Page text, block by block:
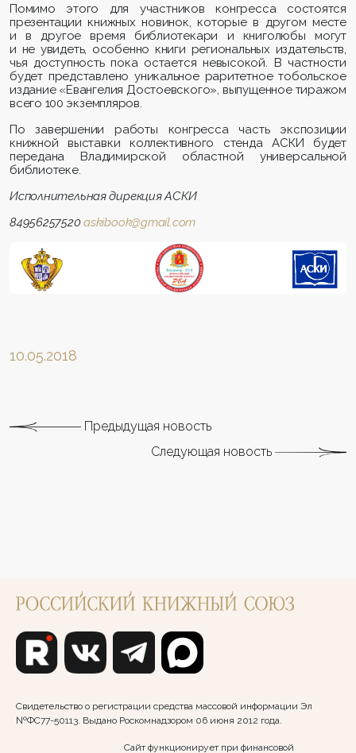
Помимо этого для участников конгресса состоятся
презентации книжных новинок, которые в другом месте
и в другое время библиотекари и книголюбы могут
и не увидеть, особенно книги региональных издательств,
чья доступность пока остается невысокой. В частности
будет представлено уникальное раритетное тобольское
издание «Евангелия Достоевского», выпущенное тиражом
всего 100 экземпляров.
По завершении работы конгресса часть экспозиции
книжной выставки коллективного стенда АСКИ будет
передана Владимирской областной универсальной
библиотеке.
Исполнительная дирекция АСКИ
84956257520askibook@gmail.com
10.05.2018
Предыдущая новость
Следующая новость
Свидетельство о регистрации средства массовой информации Эл
№ФС77-50113. Выдано Роскомнадзором 06 июня 2012 года.
Сайт функционирует при финансовой